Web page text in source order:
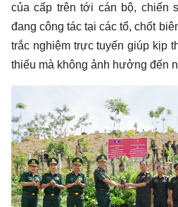
của cấp trên tới cán bộ, chiến
đang công tác tại các tổ, chốt
trắc nghiệm trực tuyến giúp kịp
thiếu mà không ảnh hưởng đến